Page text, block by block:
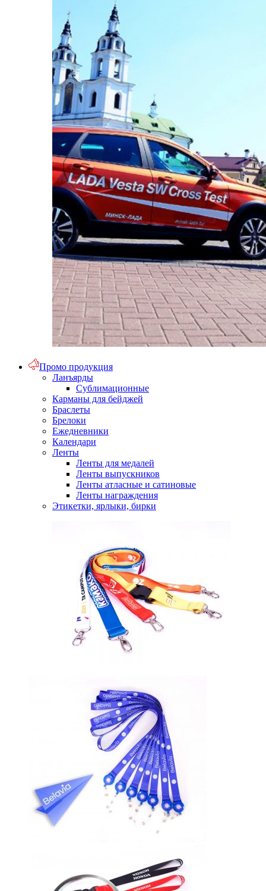
Промо продукция
Ланъярды
Сублимационные
Карманы для бейджей
Браслеты
Брелоки
Ежедневники
Календари
Ленты
Ленты для медалей
Ленты выпускников
Ленты атласные и сатиновые
Ленты награждения
Этикетки, ярлыки, бирки